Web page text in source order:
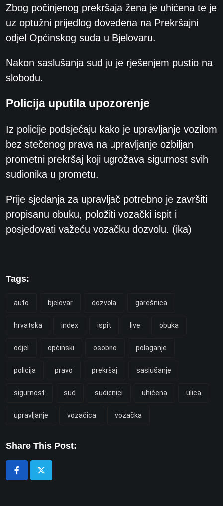
Zbog počinjenog prekršaja žena je uhićena te je
uz optužni prijedlog dovedena na Prekršajni
odjel Općinskog suda u Bjelovaru.
Nakon saslušanja sud ju je rješenjem pustio na
slobodu.
Policija uputila upozorenje
Iz policije podsjećaju kako je upravljanje vozilom
bez stečenog prava na upravljanje ozbiljan
prometni prekršaj koji ugrožava sigurnost svih
sudionika u prometu.
Prije sjedanja za upravljač potrebno je završiti
propisanu obuku, položiti vozački ispit i
posjedovati važeću vozačku dozvolu. (ika)
Tags:
auto bjelovar dozvola garešnica
hrvatska index ispit live obuka
odjel općinski osobno polaganje
policija pravo prekršaj saslušanje
sigurnost sud sudionici uhićena ulica
upravljanje vozačica vozačka
Share This Post: